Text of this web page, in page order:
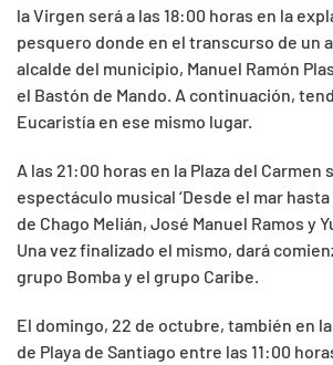
la Virgen será a las 18:00 horas en la
pesquero donde en el transcurso de un
alcalde del municipio, Manuel Ramón
el Bastón de Mando. A continuación,
Eucaristía en ese mismo lugar.
A las 21:00 horas en la Plaza del Carmen
espectáculo musical ‘Desde el mar hasta
de Chago Melián, José Manuel Ramos y
Una vez finalizado el mismo, dará
grupo Bomba y el grupo Caribe.
El domingo, 22 de octubre, también en
de Playa de Santiago entre las 11:00